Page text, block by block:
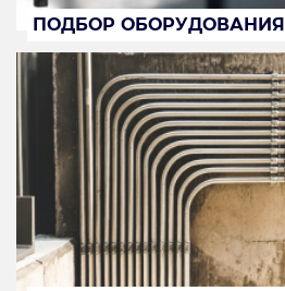
ПОДБОР ОБОРУДОВАНИЯ